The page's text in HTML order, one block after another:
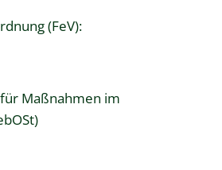
(FeV):
Maßnahmen im